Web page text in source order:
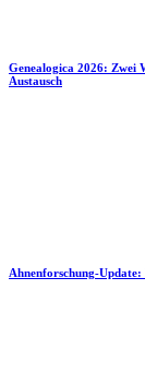
Genealogica 2026: Zwei
Austausch
Ahnenforschung-